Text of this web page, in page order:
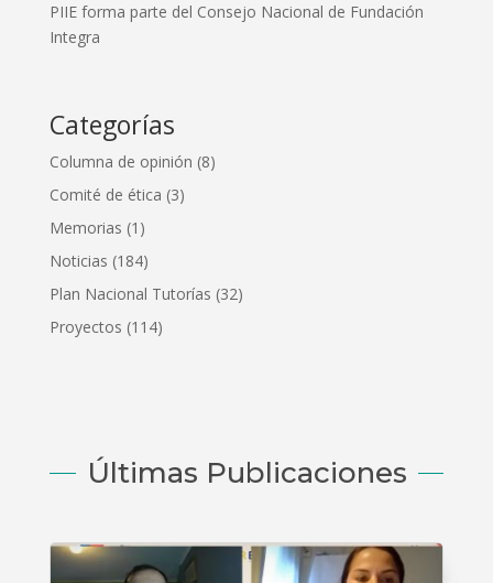
PIIE forma parte del Consejo Nacional de Fundación
Integra
Categorías
Columna de opinión (8)
Comité de ética (3)
Memorias (1)
Noticias (184)
Plan Nacional Tutorías (32)
Proyectos (114)
Últimas Publicaciones